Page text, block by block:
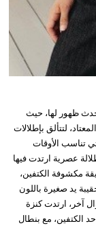
ظهور لها، حيث
لتتألق بإطلالات
تناسب الأوقات
عصرية ارتدت فيها
مكشوفة الكتفين،
يد صغيرة باللون
آخر، ارتدت كنزة
الكتفين، مع بنطال